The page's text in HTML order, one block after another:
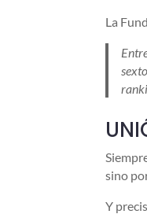
La
sino
Y